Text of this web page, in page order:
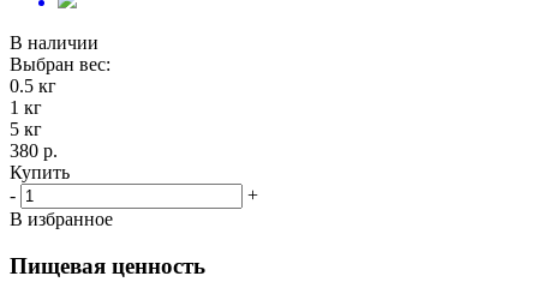
В наличии
Выбран вес:
0.5 кг
1 кг
5 кг
380 р.
Купить
-
+
В избранное
Пищевая ценность